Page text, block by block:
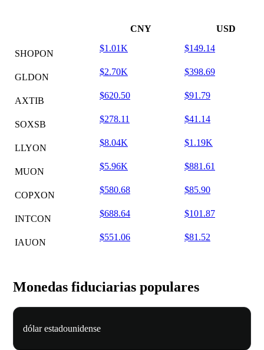
CNY USD
SHOPON
$1.01K $149.14
GLDON
$2.70K $398.69
AXTIB
$620.50 $91.79
SOXSB
$278.11 $41.14
LLYON
$8.04K $1.19K
MUON
$5.96K $881.61
COPXON
$580.68 $85.90
INTCON
$688.64 $101.87
IAUON
$551.06 $81.52
Monedas fiduciarias populares
dólar estadounidense